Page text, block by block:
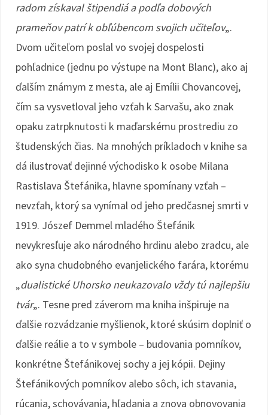
radom získaval štipendiá a podľa dobových
prameňov patrí k obľúbencom svojich učiteľov„.
Dvom učiteľom poslal vo svojej dospelosti
pohľadnice (jednu po výstupe na Mont Blanc), ako aj
ďalším známym z mesta, ale aj Emílii Chovancovej,
čím sa vysvetloval jeho vzťah k Sarvašu, ako znak
opaku zatrpknutosti k maďarskému prostrediu zo
študenských čias. Na mnohých príkladoch v knihe sa
dá ilustrovať dejinné východisko k osobe Milana
Rastislava Štefánika, hlavne spomínany vzťah –
nevzťah, ktorý sa vynímal od jeho predčasnej smrti v
1919. Jószef Demmel mladého Štefánik
nevykresľuje ako národného hrdinu alebo zradcu, ale
ako syna chudobného evanjelického farára, ktorému
„dualistické Uhorsko neukazovalo vždy tú najlepšiu
tvár„. Tesne pred záverom ma kniha inšpiruje na
ďalšie rozvádzanie myšlienok, ktoré skúsim doplniť o
ďalšie reálie a to v symbole – budovania pomníkov,
konkrétne Štefánikovej sochy a jej kópii. Dejiny
Štefánikových pomníkov alebo sôch, ich stavania,
rúcania, schovávania, hľadania a znova obnovovania